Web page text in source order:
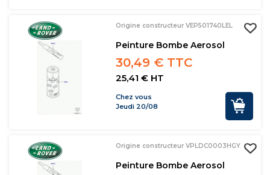
Origine constructeur VEP501740LEL
Peinture Bombe Aerosol
30,49 € TTC
25,41 € HT
Chez vous
Jeudi 20/08
Origine constructeur VPLDC0003HGY
Peinture Bombe Aerosol